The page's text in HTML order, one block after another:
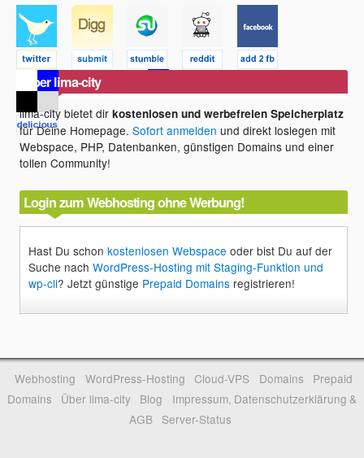
Über lima-city
lima-city bietet dirkostenlosen und werbefreien Speicherplatz
für Deine Homepage.Sofort anmelden und direkt loslegen mit
Webspace, PHP, Datenbanken, günstigen Domains und einer
tollen Community!
Login zum Webhosting ohne Werbung!
Hast Du schonkostenlosen Webspace oder bist Du auf der
Suche nachWordPress-Hosting mit Staging-Funktion und
wp-cli? Jetzt günstige Prepaid Domains registrieren!
Webhosting WordPress-Hosting Cloud-VPS Domains
Prepaid
Domains
Über lima-city Blog
Impressum, Datenschutzerklärung &
AGB
Server-Status